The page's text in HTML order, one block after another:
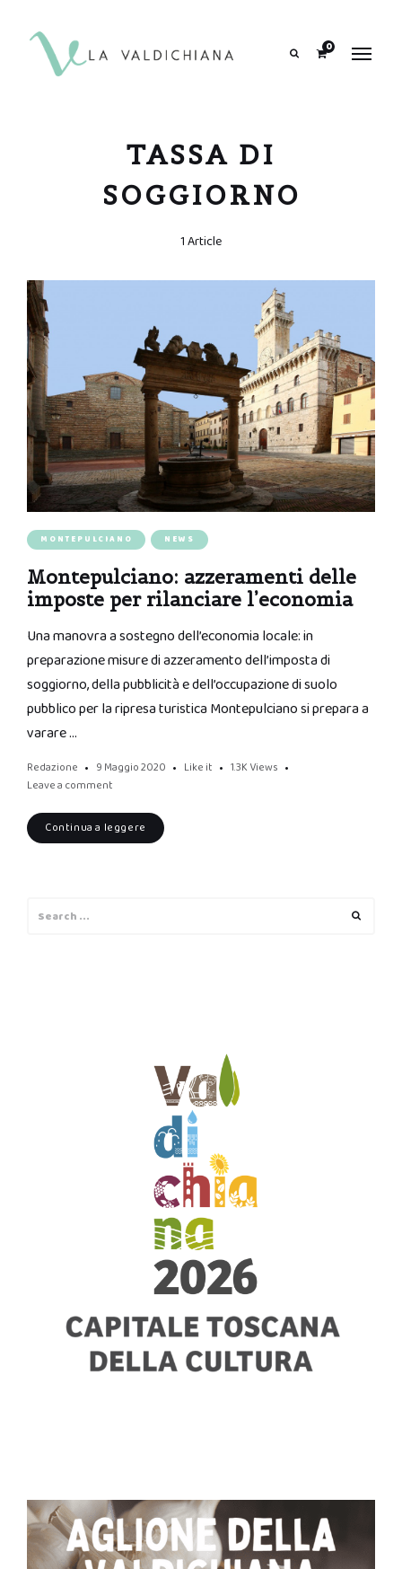
0
TASSA DI
SOGGIORNO
1 Article
MONTEPULCIANO NEWS
Montepulciano: azzeramenti delle
imposte per rilanciare l’economia
Una manovra a sostegno dell’economia locale: in
preparazione misure di azzeramento dell’imposta di
soggiorno, della pubblicità e dell’occupazione di suolo
pubblico per la ripresa turistica Montepulciano si prepara a
varare …
Redazione 9 Maggio 2020 Like it 1.3K Views
Leave a comment
Continua a leggere
for: